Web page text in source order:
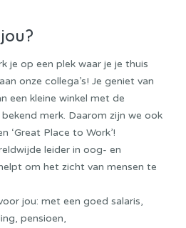
je op een plek waar je je thuis
onze collega’s! Je geniet van
een kleine winkel met de
merk. Daarom zijn we ook
‘Great Place to Work’!
leider in oog- en
om het zicht van mensen te
jou: met een goed salaris,
pensioen,